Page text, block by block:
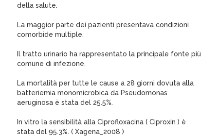
della salute.
La maggior parte dei pazienti presentava condizioni
comorbide multiple.
Il tratto urinario ha rappresentato la principale fonte più
comune di infezione.
La mortalità per tutte le cause a 28 giorni dovuta alla
batteriemia monomicrobica da Pseudomonas
aeruginosa è stata del 25.5%.
In vitro la sensibilità alla Ciprofloxacina ( Ciproxin ) è
stata del 95.3%. ( Xagena_2008 )